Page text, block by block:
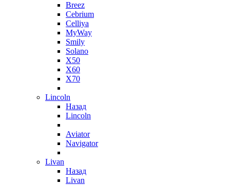
Breez
Cebrium
Celliya
MyWay
Smily
Solano
X50
X60
X70
Lincoln
Назад
Lincoln
Aviator
Navigator
Livan
Назад
Livan